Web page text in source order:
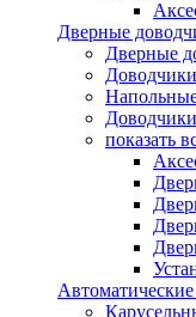
Дверные
Дверные
показать